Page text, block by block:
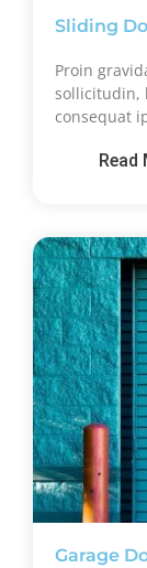
Sliding
Proin
sollicitudin,
consequat
Read
Garage